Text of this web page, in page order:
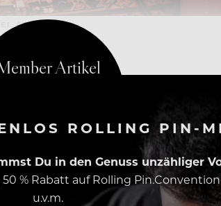
ABGELÖST.
ROLLING PIN-
Du in den Genuss unzähliger
% Rabatt auf Rolling
u.v.m.